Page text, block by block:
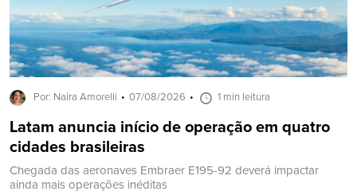
Por: Naira Amorelli 07/08/2026 1 min leitura
Latam anuncia início de operação em quatro
cidades brasileiras
Chegada das aeronaves Embraer E195-92 deverá impactar
ainda mais operações inéditas